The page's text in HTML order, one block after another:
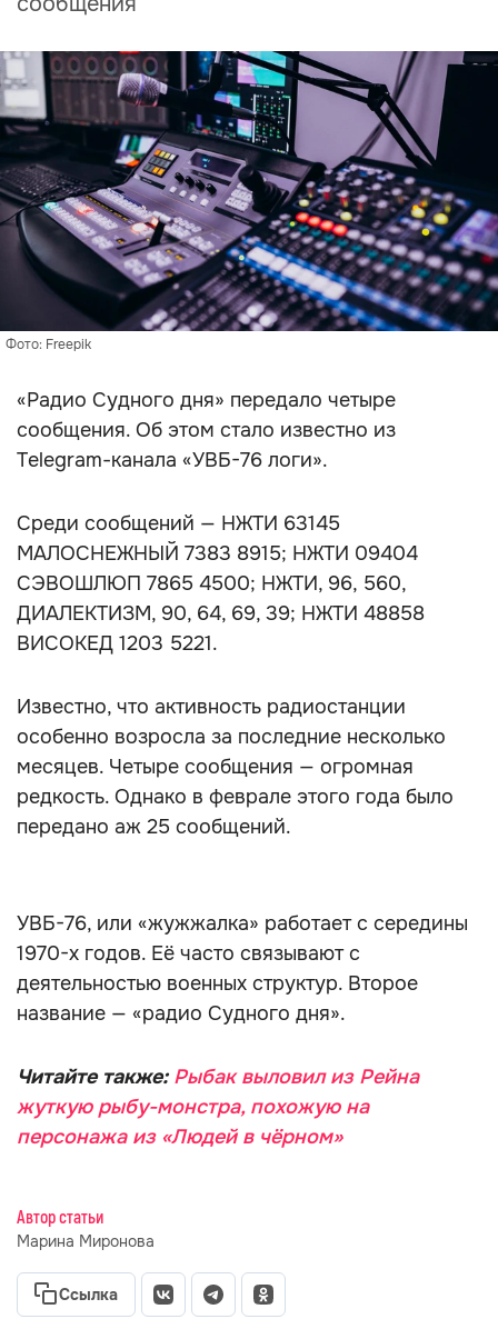
Фото: Freepik
«Радио Судного дня» передало четыре
сообщения. Об этом стало известно из
Telegram-канала «УВБ-76 логи».
Среди сообщений — НЖТИ 63145
МАЛОСНЕЖНЫЙ 7383 8915; НЖТИ 09404
СЭВОШЛЮП 7865 4500; НЖТИ, 96, 560,
ДИАЛЕКТИЗМ, 90, 64, 69, 39; НЖТИ 48858
ВИСОКЕД 1203 5221.
Известно, что активность радиостанции
особенно возросла за последние несколько
месяцев. Четыре сообщения — огромная
редкость. Однако в феврале этого года было
передано аж 25 сообщений.
УВБ-76, или «жужжалка» работает с середины
1970-х годов. Её часто связывают с
деятельностью военных структур. Второе
название — «радио Судного дня».
Читайте также: Рыбак выловил из Рейна
жуткую рыбу-монстра, похожую на
персонажа из «Людей в чёрном»
Автор статьи
Марина Миронова
Ссылка